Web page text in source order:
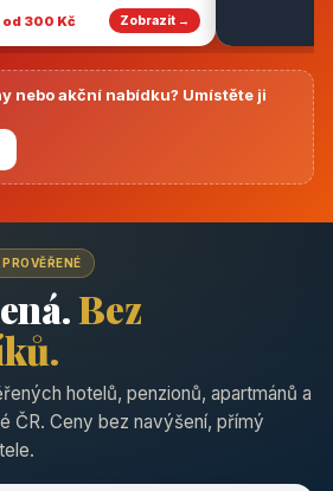
od 300 Kč
Zobrazit →
nebo akční nabídku? Umístěte ji
Bez
hotelů, penzionů, apartmánů a
ČR. Ceny bez navýšení, přímý